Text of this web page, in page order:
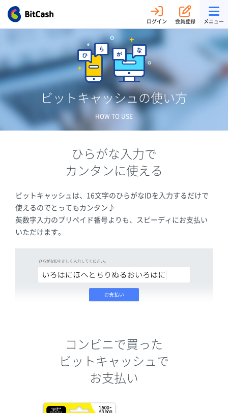
ログイン 会員登録 メニュー
ビットキャッシュの使い方
HOW TO USE
ひらがな入力で
カンタンに使える
ビットキャッシュは、16文字のひらがなIDを入力するだけで
使えるのでとってもカンタン♪
英数字入力のプリペイド番号よりも、スピーディにお支払い
いただけます。
コンビニで買った
ビットキャッシュで
お支払い